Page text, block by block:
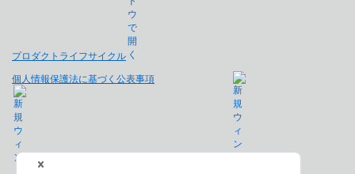
プロダクトライフサイクル
個人情報保護法に基づく公表事項